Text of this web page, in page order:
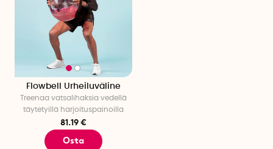
Flowbell Urheiluväline
Treenaa vatsalihaksia vedellä
täytetyillä harjoituspainoilla
81.19 €
Osta